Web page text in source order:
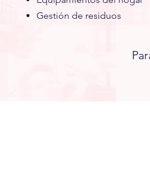
Gestión de residuos